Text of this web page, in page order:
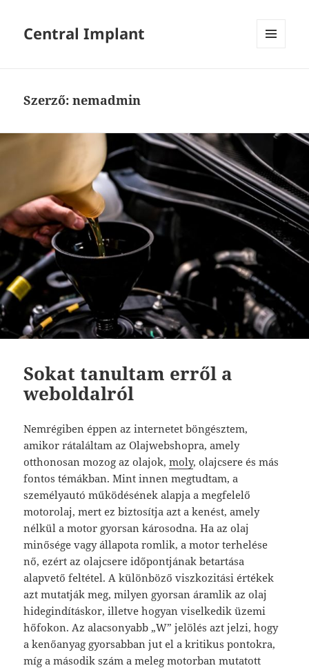
Central Implant
Szerző:nemadmin
Sokat tanultam erről a
weboldalról
Nemrégiben éppen az internetet böngésztem,
amikor rátaláltam az Olajwebshopra, amely
otthonosan mozog az olajok,moly, olajcsere és más
fontos témákban. Mint innen megtudtam, a
személyautó működésének alapja a megfelelő
motorolaj, mert ez biztosítja azt a kenést, amely
nélkül a motor gyorsan károsodna. Ha az olaj
minősége vagy állapota romlik, a motor terhelése
nő, ezért az olajcsere időpontjának betartása
alapvető feltétel. A különböző viszkozitási értékek
azt mutatják meg, milyen gyorsan áramlik az olaj
hidegindításkor, illetve hogyan viselkedik üzemi
hőfokon. Az alacsonyabb „W” jelölés azt jelzi, hogy
a kenőanyag gyorsabban jut el a kritikus pontokra,
míg a második szám a meleg motorban mutatott